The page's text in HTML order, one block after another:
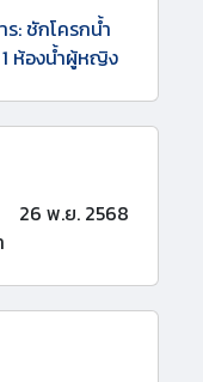
: ชักโครกน้ำ
1 ห้องน้ำผู้หญิง
26 พ.ย. 2568